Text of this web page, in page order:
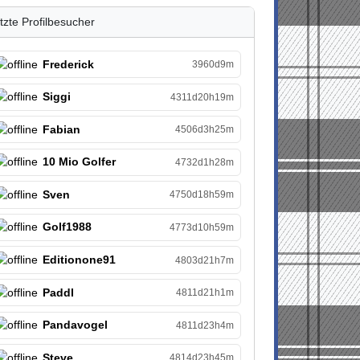
Profilbesucher
Frederick 3960d9m
Siggi 4311d20h19m
Fabian 4506d3h25m
10 Mio Golfer 4732d1h28m
Sven 4750d18h59m
Golf1988 4773d10h59m
Editionone91 4803d21h7m
Paddl 4811d21h1m
Pandavogel 4811d23h4m
Steve